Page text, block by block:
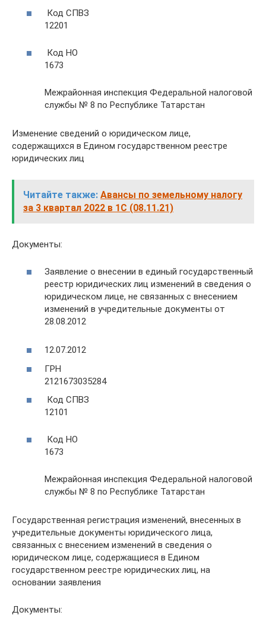
Код СПВЗ
12201
Код НО
1673
Межрайонная инспекция Федеральной налоговой
службы № 8 по Республике Татарстан
Изменение сведений о юридическом лице,
содержащихся в Едином государственном реестре
юридических лиц
Читайте также: Авансы по земельному налогу
за 3 квартал 2022 в 1С (08.11.21)
Документы:
Заявление о внесении в единый государственный
реестр юридических лиц изменений в сведения о
юридическом лице, не связанных с внесением
изменений в учредительные документы от
28.08.2012
12.07.2012
ГРН
2121673035284
Код СПВЗ
12101
Код НО
1673
Межрайонная инспекция Федеральной налоговой
службы № 8 по Республике Татарстан
Государственная регистрация изменений, внесенных в
учредительные документы юридического лица,
связанных с внесением изменений в сведения о
юридическом лице, содержащиеся в Едином
государственном реестре юридических лиц, на
основании заявления
Документы: